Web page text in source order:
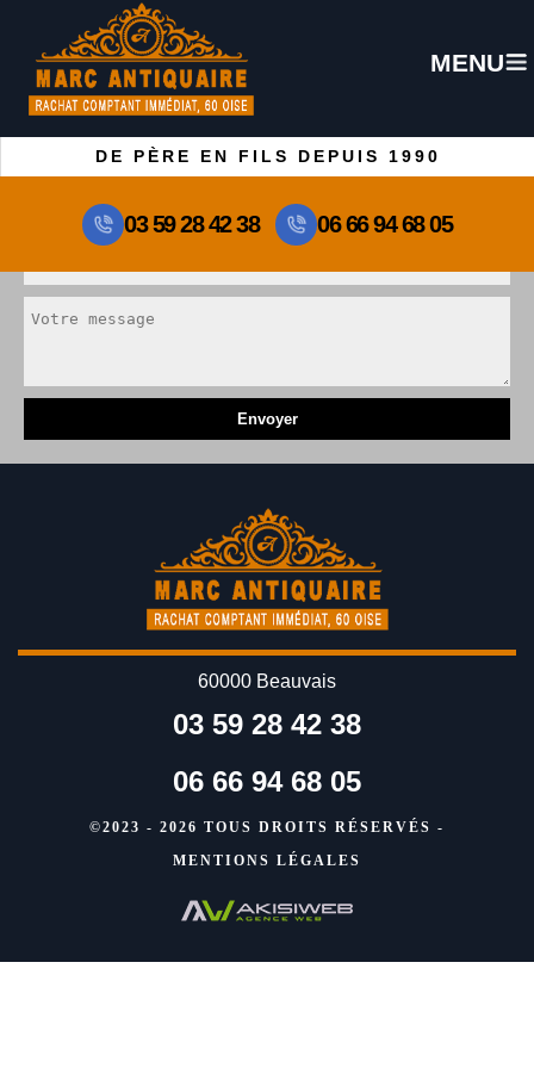
MENU
DE PÈRE EN FILS DEPUIS 1990
03 59 28 42 38 06 66 94 68 05
Demande de devis gratuit
60000 Beauvais
03 59 28 42 38
06 66 94 68 05
©2023 - 2026 TOUS DROITS RÉSERVÉS -
MENTIONS LÉGALES